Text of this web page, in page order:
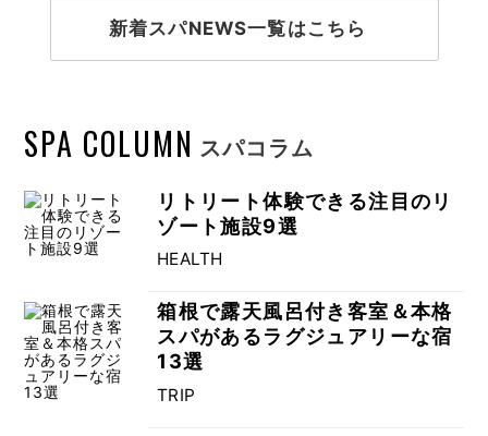
新着スパNEWS一覧はこちら
SPA COLUMN スパコラム
リトリート体験できる注目のリ
ゾート施設9選
HEALTH
箱根で露天風呂付き客室＆本格
スパがあるラグジュアリーな宿
13選
TRIP